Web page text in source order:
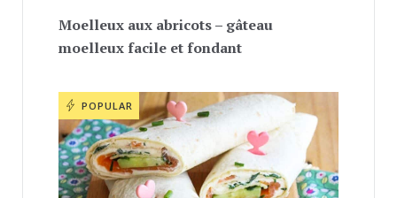
Moelleux aux abricots – gâteau
moelleux facile et fondant
POPULAR